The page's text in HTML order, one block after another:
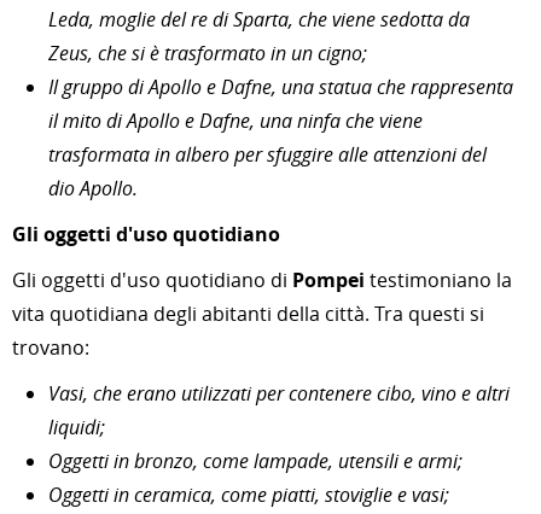
Leda, moglie del re di Sparta, che viene sedotta da
Zeus, che si è trasformato in un cigno;
Il gruppo di Apollo e Dafne, una statua che rappresenta
il mito di Apollo e Dafne, una ninfa che viene
trasformata in albero per sfuggire alle attenzioni del
dio Apollo.
Gli oggetti d'uso quotidiano
Gli oggetti d'uso quotidiano di Pompei testimoniano la
vita quotidiana degli abitanti della città. Tra questi si
trovano:
Vasi, che erano utilizzati per contenere cibo, vino e altri
liquidi;
Oggetti in bronzo, come lampade, utensili e armi;
Oggetti in ceramica, come piatti, stoviglie e vasi;